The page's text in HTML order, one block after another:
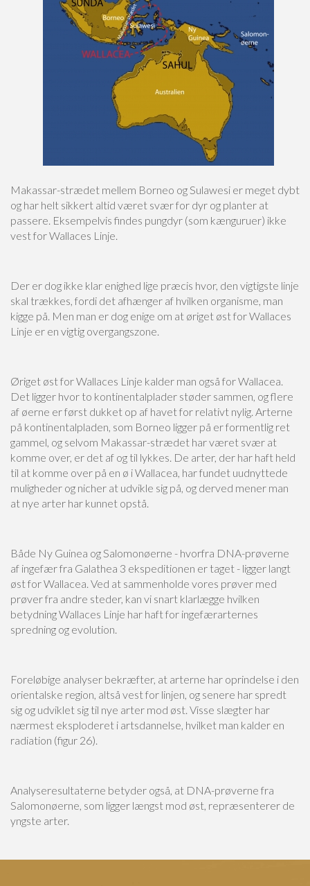
Makassar-strædet mellem Borneo og Sulawesi er meget dybt
og har helt sikkert altid været svær for dyr og planter at
passere. Eksempelvis findes pungdyr (som kænguruer) ikke
vest for Wallaces Linje.
Der er dog ikke klar enighed lige præcis hvor, den vigtigste linje
skal trækkes, fordi det afhænger af hvilken organisme, man
kigge på. Men man er dog enige om at øriget øst for Wallaces
Linje er en vigtig overgangszone.
Øriget øst for Wallaces Linje kalder man også for Wallacea.
Det ligger hvor to kontinentalplader støder sammen, og flere
af øerne er først dukket op af havet for relativt nylig. Arterne
på kontinentalpladen, som Borneo ligger på er formentlig ret
gammel, og selvom Makassar-strædet har været svær at
komme over, er det af og til lykkes. De arter, der har haft held
til at komme over på en ø i Wallacea, har fundet uudnyttede
muligheder og nicher at udvikle sig på, og derved mener man
at nye arter har kunnet opstå.
Både Ny Guinea og Salomonøerne - hvorfra DNA-prøverne
af ingefær fra Galathea 3 ekspeditionen er taget - ligger langt
øst for Wallacea. Ved at sammenholde vores prøver med
prøver fra andre steder, kan vi snart klarlægge hvilken
betydning Wallaces Linje har haft for ingefærarternes
spredning og evolution.
Foreløbige analyser bekræfter, at arterne har oprindelse i den
orientalske region, altså vest for linjen, og senere har spredt
sig og udviklet sig til nye arter mod øst. Visse slægter har
nærmest eksploderet i artsdannelse, hvilket man kalder en
radiation (figur 26).
Analyseresultaterne betyder også, at DNA-prøverne fra
Salomonøerne, som ligger længst mod øst, repræsenterer de
yngste arter.